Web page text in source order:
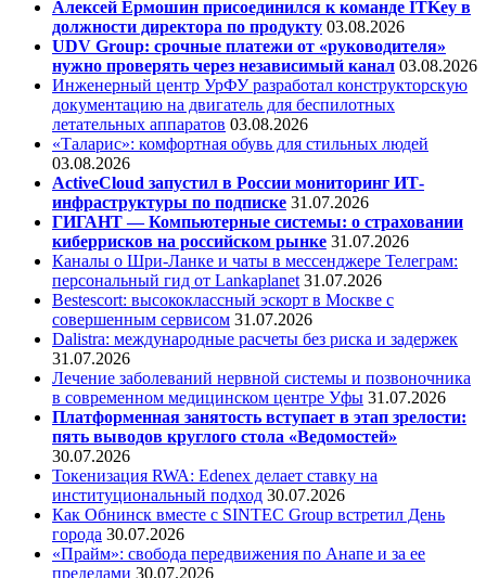
Алексей Ермошин присоединился к команде ITKey в
должности директора по продукту 03.08.2026
UDV Group: срочные платежи от «руководителя»
нужно проверять через независимый канал 03.08.2026
Инженерный центр УрФУ разработал конструкторскую
документацию на двигатель для беспилотных
летательных аппаратов 03.08.2026
«Таларис»: комфортная обувь для стильных людей
03.08.2026
ActiveCloud запустил в России мониторинг ИТ-
инфраструктуры по подписке 31.07.2026
ГИГАНТ — Компьютерные системы: о страховании
киберрисков на российском рынке 31.07.2026
Каналы о Шри-Ланке и чаты в мессенджере Телеграм:
персональный гид от Lankaplanet 31.07.2026
Bestescort: высококлассный эскорт в Москве с
совершенным сервисом 31.07.2026
Dalistra: международные расчеты без риска и задержек
31.07.2026
Лечение заболеваний нервной системы и позвоночника
в современном медицинском центре Уфы 31.07.2026
Платформенная занятость вступает в этап зрелости:
пять выводов круглого стола «Ведомостей»
30.07.2026
Токенизация RWA: Edenex делает ставку на
институциональный подход 30.07.2026
Как Обнинск вместе с SINTEC Group встретил День
города 30.07.2026
«Прайм»: свобода передвижения по Анапе и за ее
пределами 30.07.2026